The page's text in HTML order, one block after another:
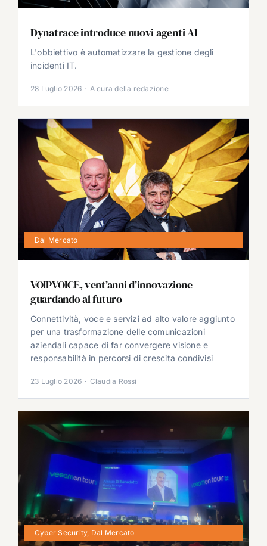
Dynatrace introduce nuovi agenti AI
L'obbiettivo è automatizzare la gestione degli
incidenti IT.
28 Luglio 2026 · A cura della redazione
Dal Mercato
VOIPVOICE, vent’anni d’innovazione
guardando al futuro
Connettività, voce e servizi ad alto valore aggiunto
per una trasformazione delle comunicazioni
aziendali capace di far convergere visione e
responsabilità in percorsi di crescita condivisi
23 Luglio 2026 · Claudia Rossi
Cyber Security, Dal Mercato